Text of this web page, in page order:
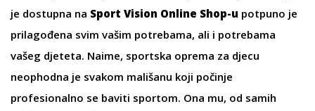
je dostupna na Sport Vision Online Shop-u potpuno je
prilagođena svim vašim potrebama, ali i potrebama
vašeg djeteta. Naime, sportska oprema za djecu
neophodna je svakom mališanu koji počinje
profesionalno se baviti sportom. Ona mu, od samih